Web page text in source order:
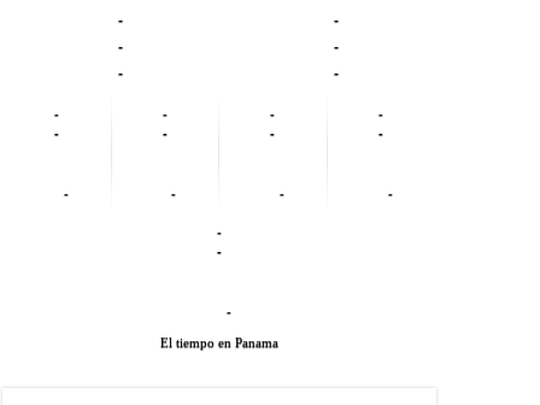
-
-
-
-
-
-
-
-
-
-
-
-
-
-
-
-
-
-
-
-
-
El tiempo en Panama